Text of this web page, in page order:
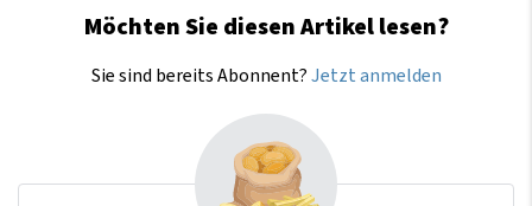
Möchten Sie diesen Artikel lesen?
Sie sind bereits Abonnent?Jetzt anmelden